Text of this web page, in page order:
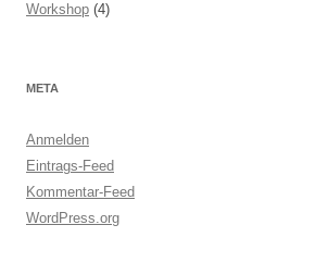
Workshop (4)
META
Anmelden
Eintrags-Feed
Kommentar-Feed
WordPress.org